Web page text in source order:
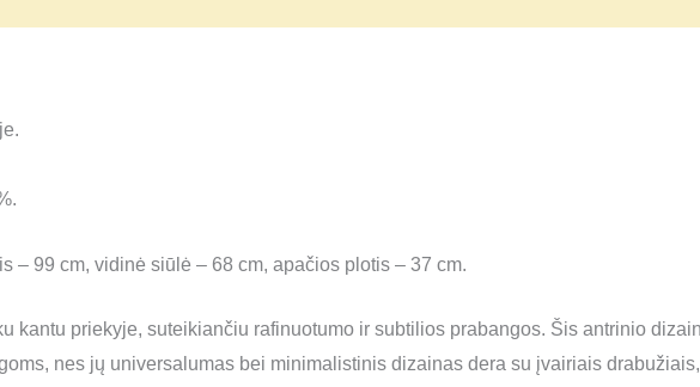
– 99 cm, vidinė siūlė – 68 cm, apačios plotis – 37 cm.
kantu priekyje, suteikiančiu rafinuotumo ir subtilios prabangos. Šis antrinio
nes jų universalumas bei minimalistinis dizainas dera su įvairiais